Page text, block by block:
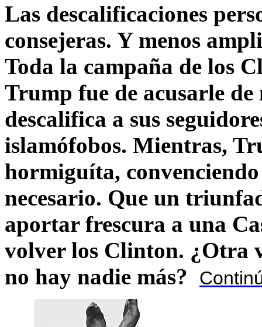
Las descalificaciones
consejeras. Y menos
Toda la campaña de los
Trump fue de acusarle
descalifica a sus
islamófobos. Mientras,
hormiguíta,
necesario. Que un
aportar frescura a una
volver los Clinton. ¿Otra
no hay nadie más?